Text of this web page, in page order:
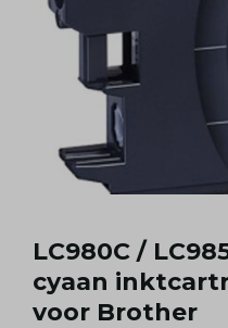
LC980C /
cyaan
voor Brother